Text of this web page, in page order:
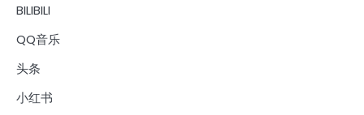
BILIBILI
QQ音乐
头条
小红书